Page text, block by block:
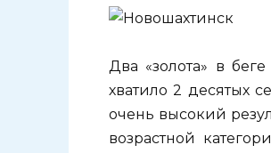
Два «золота» в
хватило 2 десятых
очень высокий
возрастной